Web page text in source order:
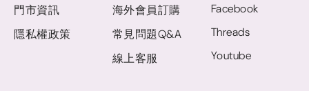
門市資訊
隱私權政策
海外會員訂購
常見問題Q&A
線上客服
Facebook
Threads
Youtube